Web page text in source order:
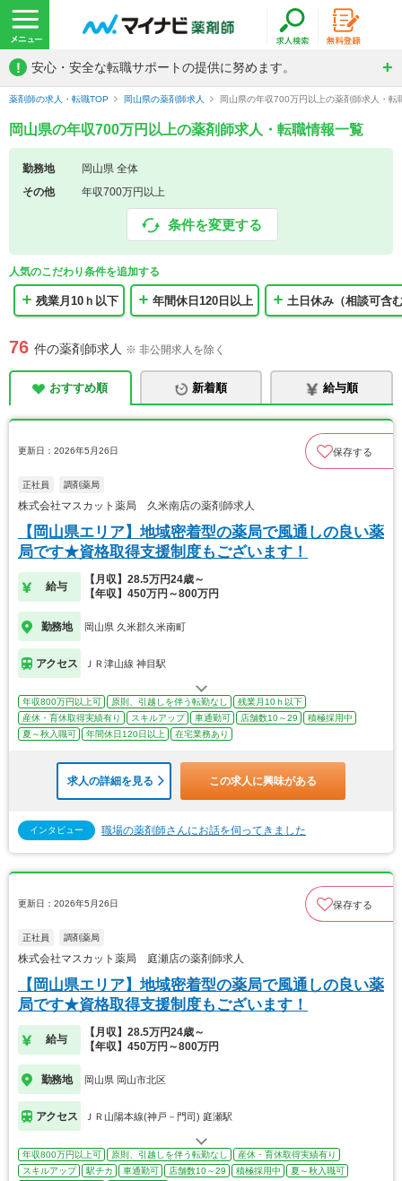
! 安心・安全な転職サポートの提供に努めます。
薬剤師の求人・転職TOP 岡山県の薬剤師求人 岡山県の年収700万円以上の薬剤師求人・転
岡山県の年収700万円以上の薬剤師求人・転職情報一覧
勤務地
岡山県 全体
その他
年収700万円以上
条件を変更する
人気のこだわり条件を追加する
残業月10ｈ以下 年間休日120日以上 土日休み（相談可含
76 件の薬剤師求人 ※ 非公開求人を除く
おすすめ順 新着順 給与順
更新日：2026年5月26日 保存する
正社員 調剤薬局
株式会社マスカット薬局 久米南店の薬剤師求人
【岡山県エリア】地域密着型の薬局で風通しの良い薬
局です★資格取得支援制度もございます！
給与
【月収】28.5万円24歳～
【年収】450万円～800万円
勤務地 岡山県 久米郡久米南町
アクセス ＪＲ津山線 神目駅
年収800万円以上可 原則、引越しを伴う転勤なし
残業月10ｈ以下
産休・育休取得実績有り
スキルアップ 車通勤可 店舗数10～29
積極採用中
夏～秋入職可
年間休日120日以上 在宅業務あり
求人の詳細を見る この求人に興味がある
インタビュー 職場の薬剤師さんにお話を伺ってきました
更新日：2026年5月26日 保存する
正社員 調剤薬局
株式会社マスカット薬局 庭瀬店の薬剤師求人
【岡山県エリア】地域密着型の薬局で風通しの良い薬
局です★資格取得支援制度もございます！
給与
【月収】28.5万円24歳～
【年収】450万円～800万円
勤務地 岡山県 岡山市北区
アクセス ＪＲ山陽本線(神戸－門司) 庭瀬駅
年収800万円以上可 原則、引越しを伴う転勤なし
産休・育休取得実績有り
スキルアップ
駅チカ 車通勤可 店舗数10～29 積極採用中
夏～秋入職可